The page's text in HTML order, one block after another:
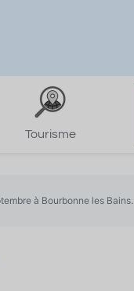
Tourisme
à Bourbonne les Bains.